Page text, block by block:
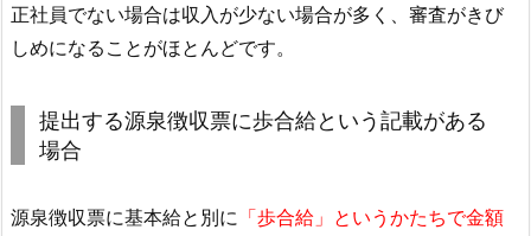
正社員でない場合は収入が少ない場合が多く、審査がきび
しめになることがほとんどです。
提出する源泉徴収票に歩合給という記載がある
場合
源泉徴収票に基本給と別に 「歩合給」というかたちで金額